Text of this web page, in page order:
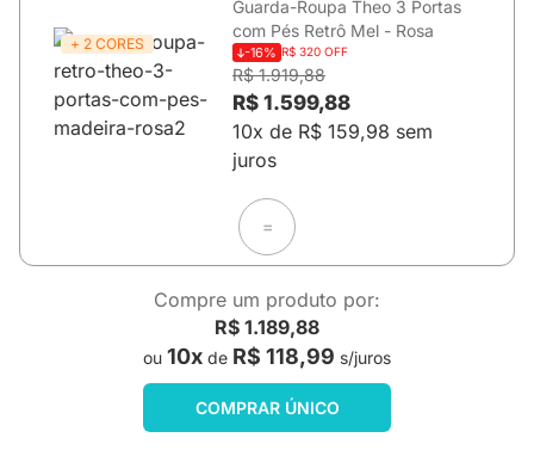
+ 2 CORES
Guarda-Roupa Theo 3 Portas
com Pés Retrô Mel - Rosa
-16% R$ 320 OFF
R$ 1.919,88
R$ 1.599,88
10x de R$ 159,98 sem
juros
=
Compre um produto por:
R$ 1.189,88
ou 10x de R$ 118,99 s/juros
COMPRAR ÚNICO